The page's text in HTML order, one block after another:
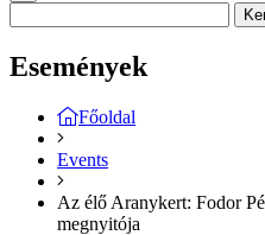
Események
Főoldal
Events
Az élő Aranykert: Fodor
megnyitója